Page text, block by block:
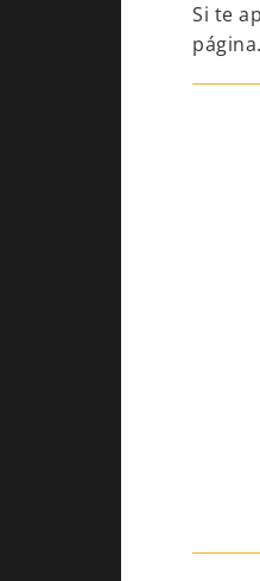
Si te
página.